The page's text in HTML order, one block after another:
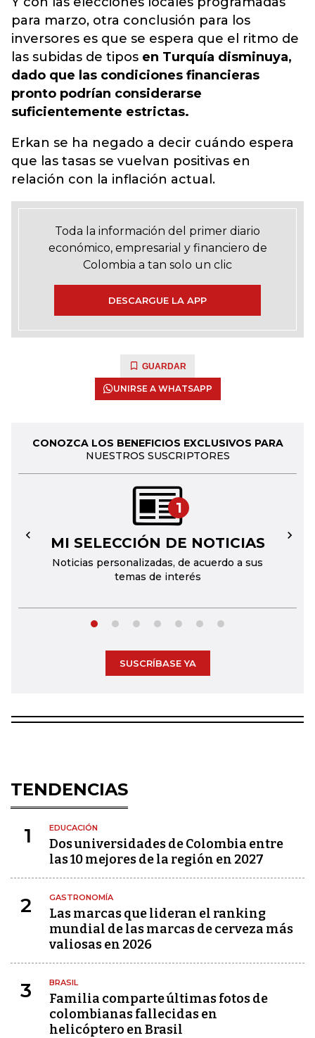
para marzo, otra conclusión para los
inversores es que se espera que el ritmo de
las subidas de tipos en Turquía disminuya,
dado que las condiciones financieras
pronto podrían considerarse
suficientemente estrictas.
Erkan se ha negado a decir cuándo espera
que las tasas se vuelvan positivas en
relación con la inflación actual.
Toda la información del primer diario
económico, empresarial y financiero de
Colombia a tan solo un clic
DESCARGUE LA APP
GUARDAR
UNIRSE A WHATSAPP
CONOZCA LOS BENEFICIOS EXCLUSIVOS PARA
NUESTROS SUSCRIPTORES
1
MI SELECCIÓN DE NOTICIAS
Noticias personalizadas, de acuerdo a sus
temas de interés
← →
SUSCRÍBASE YA
TENDENCIAS
1 EDUCACIÓN
Dos universidades de Colombia entre
las 10 mejores de la región en 2027
2 GASTRONOMÍA
Las marcas que lideran el ranking
mundial de las marcas de cerveza más
valiosas en 2026
3 BRASIL
Familia comparte últimas fotos de
colombianas fallecidas en
helicóptero en Brasil